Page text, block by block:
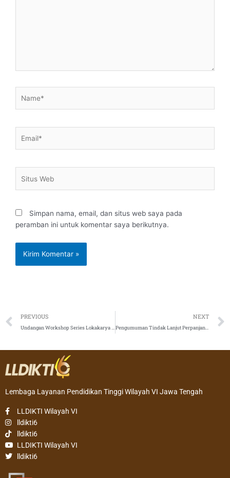
Web
Simpan nama, email, dan situs web saya pada
peramban ini untuk komentar saya berikutnya.
Prev
PREVIOUS
Undangan Workshop Series Lokakarya SPMI dan AMI
NEXT
Pengumuman Tindak Lanjut Perpanjangan Waktu Revisi Proposal dan RAB Penelitian Tahun 2020
Lembaga Layanan Pendidikan Tinggi Wilayah VI Jawa Tengah
LLDIKTI Wilayah VI
lldikti6
lldikti6
LLDIKTI Wilayah VI
lldikti6